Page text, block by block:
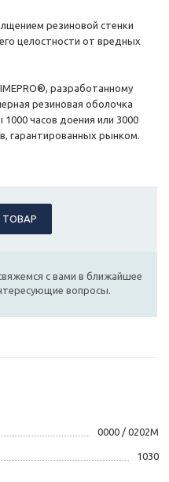
резиновой стенки
целостности от вредных
разработанному
резиновая оболочка
часов доения или 3000
гарантированных рынком.
ТОВАР
с вами в ближайшее
вопросы.
0000 / 0202M
1030